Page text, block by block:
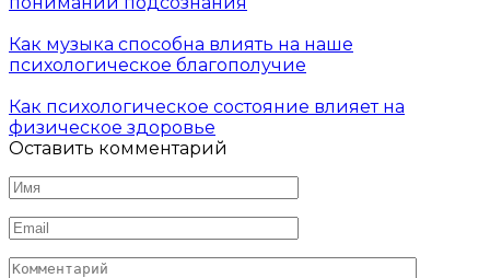
Как музыка способна влиять на наше
психологическое благополучие
Как психологическое состояние влияет на
физическое здоровье
Оставить комментарий
Имя
*
Email
*
Комментарий